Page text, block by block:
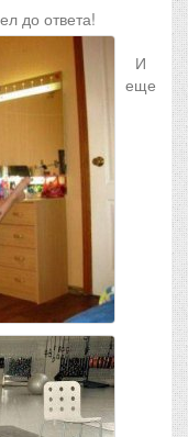
до ответа!
И
еще